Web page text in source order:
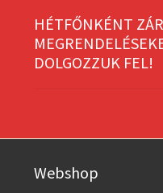
HÉTFŐNKÉNT
DOLGOZZUK FEL!
Webshop